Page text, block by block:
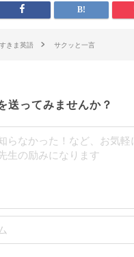
すきま英語 サクッと一言
送ってみませんか？